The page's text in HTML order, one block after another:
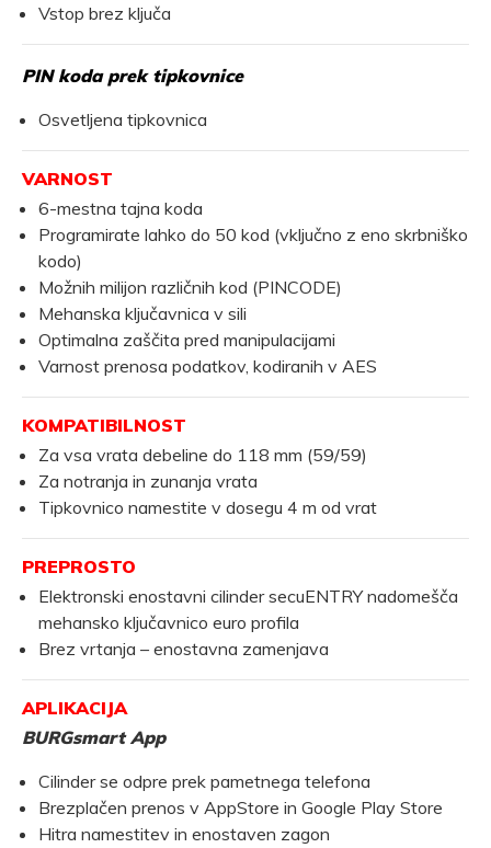
Vstop brez ključa
PIN koda prek tipkovnice
Osvetljena tipkovnica
VARNOST
6-mestna tajna koda
Programirate lahko do 50 kod (vključno z eno skrbniško
kodo)
Možnih milijon različnih kod (PINCODE)
Mehanska ključavnica v sili
Optimalna zaščita pred manipulacijami
Varnost prenosa podatkov, kodiranih v AES
KOMPATIBILNOST
Za vsa vrata debeline do 118 mm (59/59)
Za notranja in zunanja vrata
Tipkovnico namestite v dosegu 4 m od vrat
PREPROSTO
Elektronski enostavni cilinder secuENTRY nadomešča
mehansko ključavnico euro profila
Brez vrtanja – enostavna zamenjava
APLIKACIJA
BURGsmart App
Cilinder se odpre prek pametnega telefona
Brezplačen prenos v AppStore in Google Play Store
Hitra namestitev in enostaven zagon